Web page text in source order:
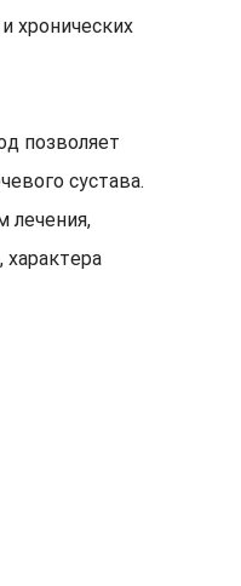
хронических
позволяет
сустава.
лечения,
характера